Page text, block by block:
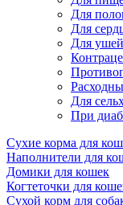
Для
Для
Для ушей
Для
При
Сухие корма для
Наполнители для
Домики для кошек
Когтеточки для
Сухой корм для